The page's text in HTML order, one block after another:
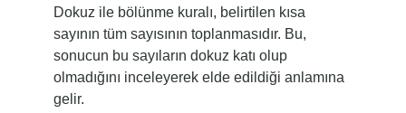
Dokuz ile bölünme kuralı, belirtilen kısa
sayının tüm sayısının toplanmasıdır. Bu,
sonucun bu sayıların dokuz katı olup
olmadığını inceleyerek elde edildiği anlamına
gelir.